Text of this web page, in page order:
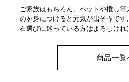
ご家族はもちろん、ペットや推し
のを身につけると元気が出そうです
石選びに迷っている方はよろしけれ
商品一覧